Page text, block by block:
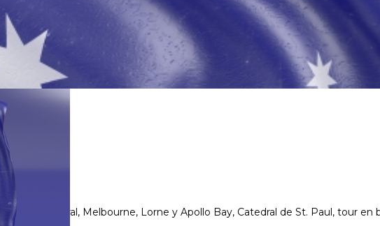
de Coral, Melbourne, Lorne y Apollo Bay, Catedral de St. Paul, tour en